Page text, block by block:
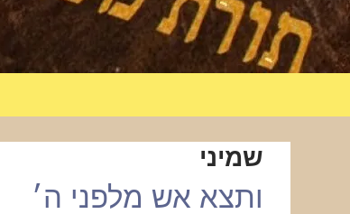
שמיני
ותצא אש מלפני ה׳